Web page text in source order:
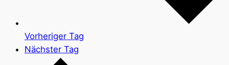
Vorheriger Tag
Nächster Tag